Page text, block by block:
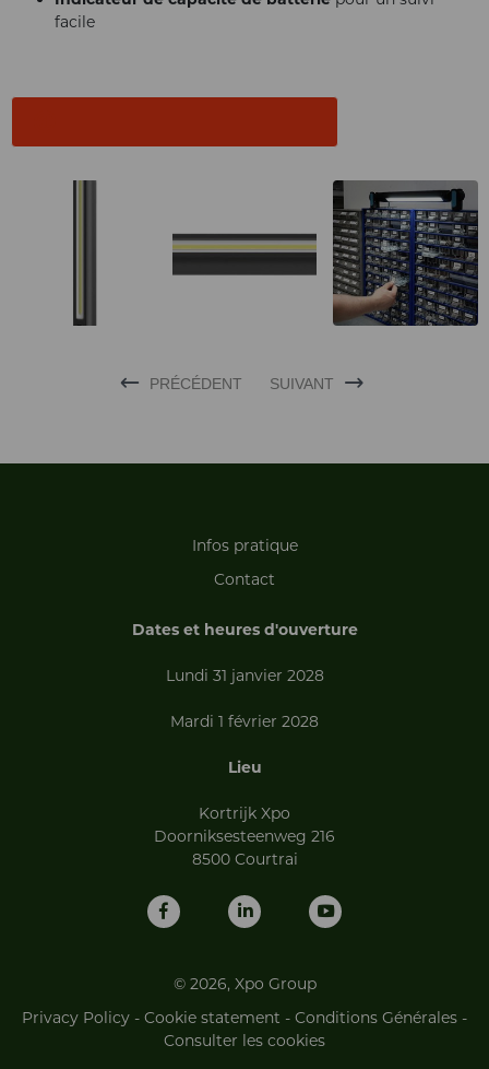
facile
PRÉCÉDENT SUIVANT
Infos pratique
Contact
Dates et heures d'ouverture
Lundi 31 janvier 2028
Mardi 1 février 2028
Lieu
Kortrijk Xpo
Doorniksesteenweg 216
8500 Courtrai
© 2026, Xpo Group
Privacy Policy - Cookie statement - Conditions Générales -
Consulter les cookies